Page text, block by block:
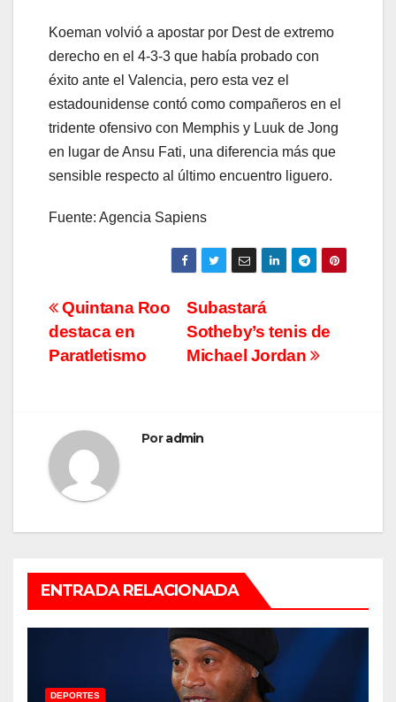
Koeman volvió a apostar por Dest de extremo
derecho en el 4-3-3 que había probado con
éxito ante el Valencia, pero esta vez el
estadounidense contó como compañeros en el
tridente ofensivo con Memphis y Luuk de Jong
en lugar de Ansu Fati, una diferencia más que
sensible respecto al último encuentro liguero.
Fuente: Agencia Sapiens
Navegación
de
Subastará
Sotheby’s tenis de
Michael Jordan
Quintana Roo
destaca en
Paratletismo
Poradmin
ENTRADA RELACIONADA
DEPORTES